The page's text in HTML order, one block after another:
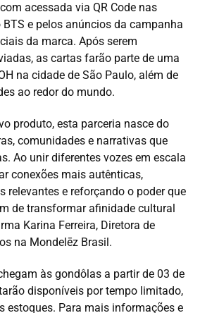
acessada via QR Code nas
BTS e pelos anúncios da campanha
da marca. Após serem
as cartas farão parte de uma
na cidade de São Paulo, além de
ao redor do mundo.
produto, esta parceria nasce do
comunidades e narrativas que
Ao unir diferentes vozes em escala
conexões mais autênticas,
relevantes e reforçando o poder que
de transformar afinidade cultural
Karina Ferreira, Diretora de
na Mondelēz Brasil.
às gondôlas a partir de 03 de
disponíveis por tempo limitado,
estoques. Para mais informações e